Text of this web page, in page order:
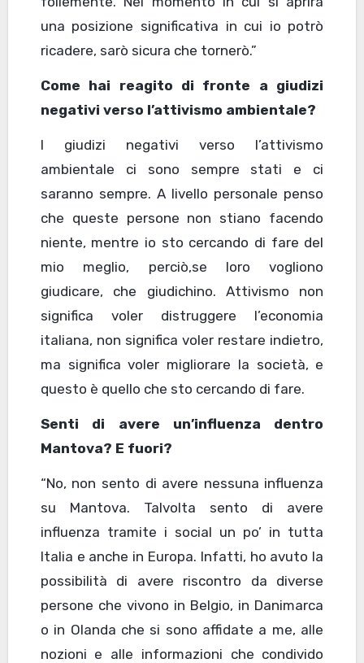
una posizione significativa in cui io potrò
ricadere, sarò sicura che tornerò.”
Come hai reagito di fronte a giudizi
negativi verso l’attivismo ambientale?
I giudizi negativi verso l’attivismo
ambientale ci sono sempre stati e ci
saranno sempre. A livello personale penso
che queste persone non stiano facendo
niente, mentre io sto cercando di fare del
mio meglio, perciò,se loro vogliono
giudicare, che giudichino. Attivismo non
significa voler distruggere l’economia
italiana, non significa voler restare indietro,
ma significa voler migliorare la società, e
questo è quello che sto cercando di fare.
Senti di avere un’influenza dentro
Mantova? E fuori?
“No, non sento di avere nessuna influenza
su Mantova. Talvolta sento di avere
influenza tramite i social un po’ in tutta
Italia e anche in Europa. Infatti, ho avuto la
possibilità di avere riscontro da diverse
persone che vivono in Belgio, in Danimarca
o in Olanda che si sono affidate a me, alle
nozioni e alle informazioni che condivido